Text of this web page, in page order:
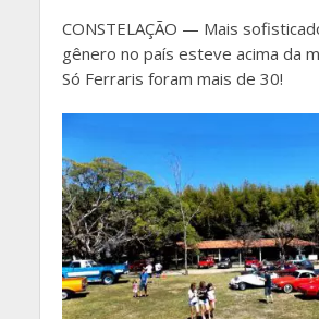
CONSTELAÇÃO — Mais
gênero no país esteve acima da
Só Ferraris foram mais de 30!